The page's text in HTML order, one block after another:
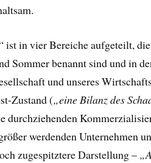
ist in vier Bereiche aufgeteilt,
Sommer benannt sind und in
und unseres
Zustand („eine Bilanz des
durchziehenden
werdenden Unternehmen
zugespitztere Darstellung –